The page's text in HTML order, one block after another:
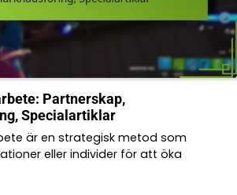
Partnerskap,
Specialartiklar
är en strategisk metod som
eller individer för att öka